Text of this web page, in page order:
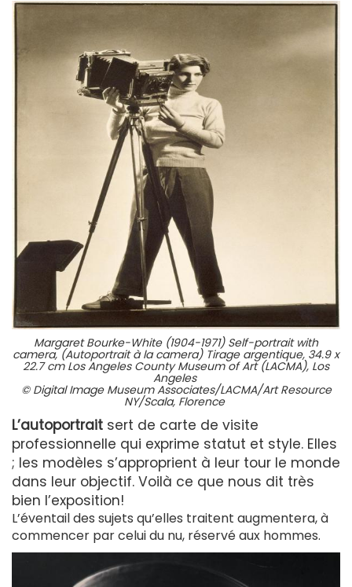
Margaret Bourke-White (1904-1971) Self-portrait with
camera, (Autoportrait à la camera) Tirage argentique, 34.9 x
22.7 cm Los Angeles County Museum of Art (LACMA), Los
Angeles
© Digital Image Museum Associates/LACMA/Art Resource
NY/Scala, Florence
L’autoportrait sert de carte de visite
professionnelle qui exprime statut et style. Elles
; les modèles s’approprient à leur tour le monde
dans leur objectif. Voilà ce que nous dit très
bien l’exposition!
L’éventail des sujets qu’elles traitent augmentera, à
commencer par celui du nu, réservé aux hommes.